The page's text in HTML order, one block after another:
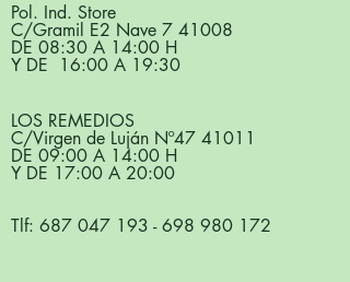
Pol. Ind. Store
C/Gramil E2 Nave 7 41008
DE 08:30 A 14:00 H
Y DE 16:00 A 19:30
LOS REMEDIOS
C/Virgen de Luján Nº47 41011
DE 09:00 A 14:00 H
Y DE 17:00 A 20:00
Tlf: 687 047 193 -698 980 172